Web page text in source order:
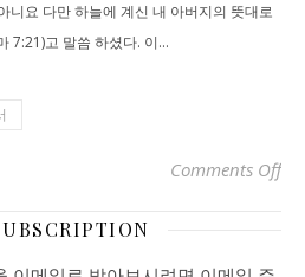
니요 다만 하늘에 계신 내 아버지의 뜻대로
7:21)고 말씀 하셨다. 이...
Comments Offon